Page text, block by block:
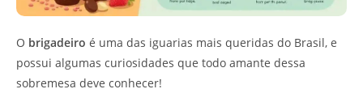
O brigadeiro é uma das iguarias mais queridas do Brasil, e
possui algumas curiosidades que todo amante dessa
sobremesa deve conhecer!